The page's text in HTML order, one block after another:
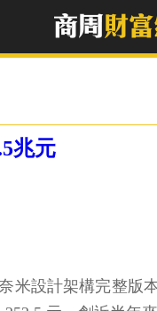
兆元
米設計架構完整